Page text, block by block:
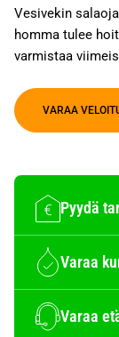
Vesivekin
homma tulee
varmistaa
VARAA
Pyydä
Varaa
Varaa